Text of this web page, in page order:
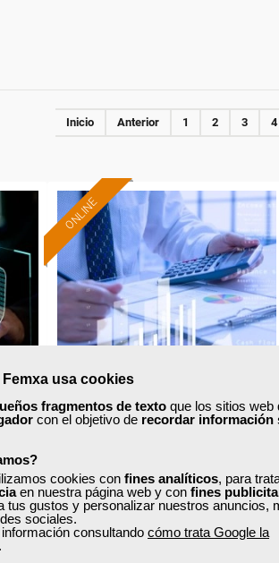
usa cookies
fragmentos de texto que los sitios web
con el objetivo de recordar información
cookies con fines analíticos, para
en nuestra página web y con fines
tus gustos y personalizar nuestros anuncios,
sociales.
consultando cómo trata Google la
.
Inicio Anterior 1 2 3 4
ONLINE
Formación 100%
subvencionada.
Para desempleados,
trabajadores y autónomos.
Sector
Cursos Femxa
Curso Gratuito